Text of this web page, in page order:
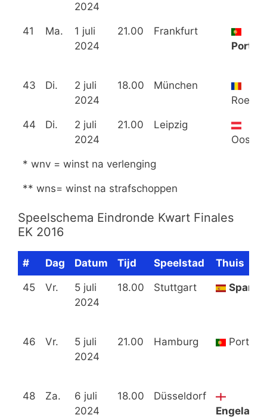
2024
41 Ma.
1 juli
2024
21.00
Frankfurt
43 Di.
2 juli
2024
18.00
München
44 Di.
2 juli
2024
21.00
Leipzig
* wnv = winst na verlenging
** wns= winst na strafschoppen
Speelschema Eindronde Kwart Finales
EK 2016
# Dag Datum Tijd Speelstad Thuis
45 Vr.
5 juli
2024
18.00 Stuttgart Spanje
46 Vr.
5 juli
2024
21.00 Hamburg
48 Za.
6 juli
2024
18.00
Düsseldorf
Engeland